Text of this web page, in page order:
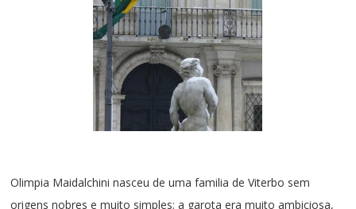
Olimpia Maidalchini nasceu de uma familia de Viterbo sem
origens nobres e muito simples; a garota era muito ambiciosa,